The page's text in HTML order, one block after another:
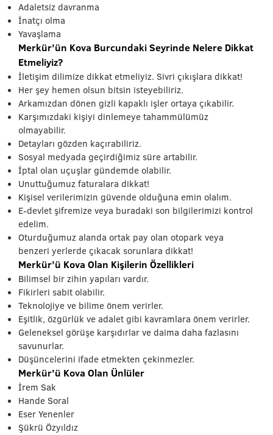
Adaletsiz davranma
İnatçı olma
Yavaşlama
Merkür’ün Kova Burcundaki Seyrinde Nelere Dikkat
Etmeliyiz?
İletişim dilimize dikkat etmeliyiz. Sivri çıkışlara dikkat!
Her şey hemen olsun bitsin isteyebiliriz.
Arkamızdan dönen gizli kapaklı işler ortaya çıkabilir.
Karşımızdaki kişiyi dinlemeye tahammülümüz
olmayabilir.
Detayları gözden kaçırabiliriz.
Sosyal medyada geçirdiğimiz süre artabilir.
İptal olan uçuşlar gündemde olabilir.
Unuttuğumuz faturalara dikkat!
Kişisel verilerimizin güvende olduğuna emin olalım.
E-devlet şifremize veya buradaki son bilgilerimizi kontrol
edelim.
Oturduğumuz alanda ortak pay olan otopark veya
benzeri yerlerde çıkacak sorunlara dikkat!
Merkür’ü Kova Olan Kişilerin Özellikleri
Bilimsel bir zihin yapıları vardır.
Fikirleri sabit olabilir.
Teknolojiye ve bilime önem verirler.
Eşitlik, özgürlük ve adalet gibi kavramlara önem verirler.
Geleneksel görüşe karşıdırlar ve daima daha fazlasını
savunurlar.
Düşüncelerini ifade etmekten çekinmezler.
Merkür’ü Kova Olan Ünlüler
İrem Sak
Hande Soral
Eser Yenenler
Şükrü Özyıldız